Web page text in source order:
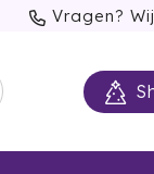
Vragen?